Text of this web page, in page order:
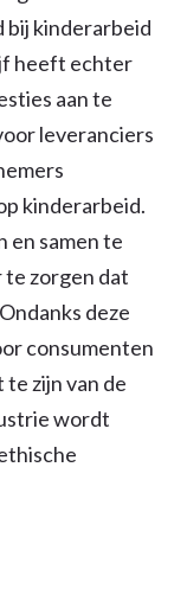
bij kinderarbeid
heeft echter
aan te
leveranciers
kinderarbeid.
samen te
zorgen dat
deze
consumenten
zijn van de
wordt